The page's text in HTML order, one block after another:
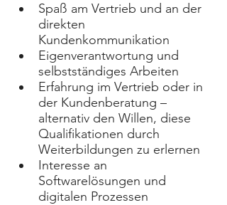
Spaß am Vertrieb und an der
direkten
Kundenkommunikation
Eigenverantwortung und
selbstständiges Arbeiten
Erfahrung im Vertrieb oder in
der Kundenberatung –
alternativ den Willen, diese
Qualifikationen durch
Weiterbildungen zu erlernen
Interesse an
Softwarelösungen und
digitalen Prozessen